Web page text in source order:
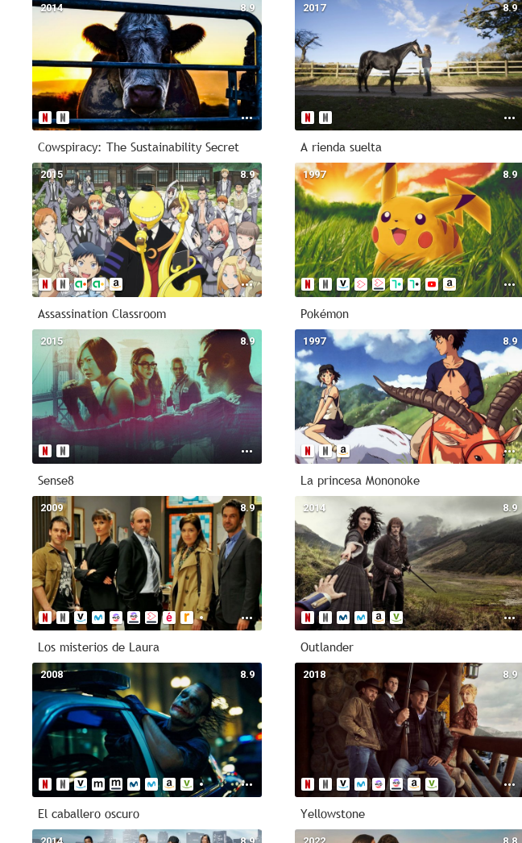
8.9
2014
Cowspiracy: The Sustainability Secret
8.9
2017
A rienda suelta
8.9
2015
Assassination Classroom
8.9
1997
Pokémon
8.9
2015
Sense8
8.9
1997
La princesa Mononoke
8.9
2009
Los misterios de Laura
8.9
2014
Outlander
8.9
2008
El caballero oscuro
8.9
2018
Yellowstone